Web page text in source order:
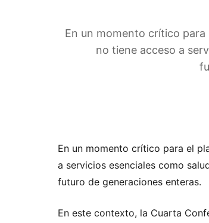
En un momento crítico para
no tiene acceso a
En un momento crítico para el
a servicios esenciales como
futuro de generaciones enteras.
En este contexto, la Cuarta